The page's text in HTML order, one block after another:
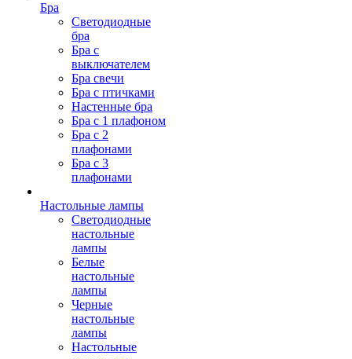
Бра
Светодиодные
бра
Бра с
выключателем
Бра свечи
Бра с птичками
Настенные бра
Бра с 1 плафоном
Бра с 2
плафонами
Бра с 3
плафонами
Настольные лампы
Светодиодные
настольные
лампы
Белые
настольные
лампы
Черные
настольные
лампы
Настольные